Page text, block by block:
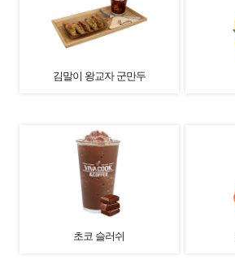
김말이 왕교자 군만두
초코 슬러쉬